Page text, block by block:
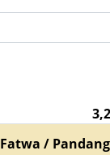
Fatwa /